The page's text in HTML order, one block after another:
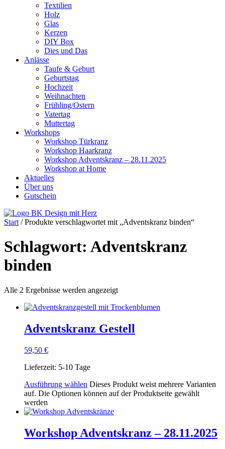
Textilien
Holz
Glas
Kerzen
DIY Box
Dies und Das
Anlässe
Taufe & Geburt
Geburtstag
Hochzeit
Weihnachten
Frühling/Ostern
Vatertag
Muttertag
Workshops
Workshop Türkranz
Workshop Haarkranz
Workshop Adventskranz – 28.11.2025
Workshop at Home
Aktuelles
Über uns
Gutschein
Start / Produkte verschlagwortet mit „Adventskranz binden“
Schlagwort: Adventskranz
binden
Alle 2 Ergebnisse werden angezeigt
Adventskranz Gestell
59,50 €
Lieferzeit: 5-10 Tage
Ausführung wählen Dieses Produkt weist mehrere Varianten
auf. Die Optionen können auf der Produktseite gewählt
werden
Workshop Adventskranz – 28.11.2025